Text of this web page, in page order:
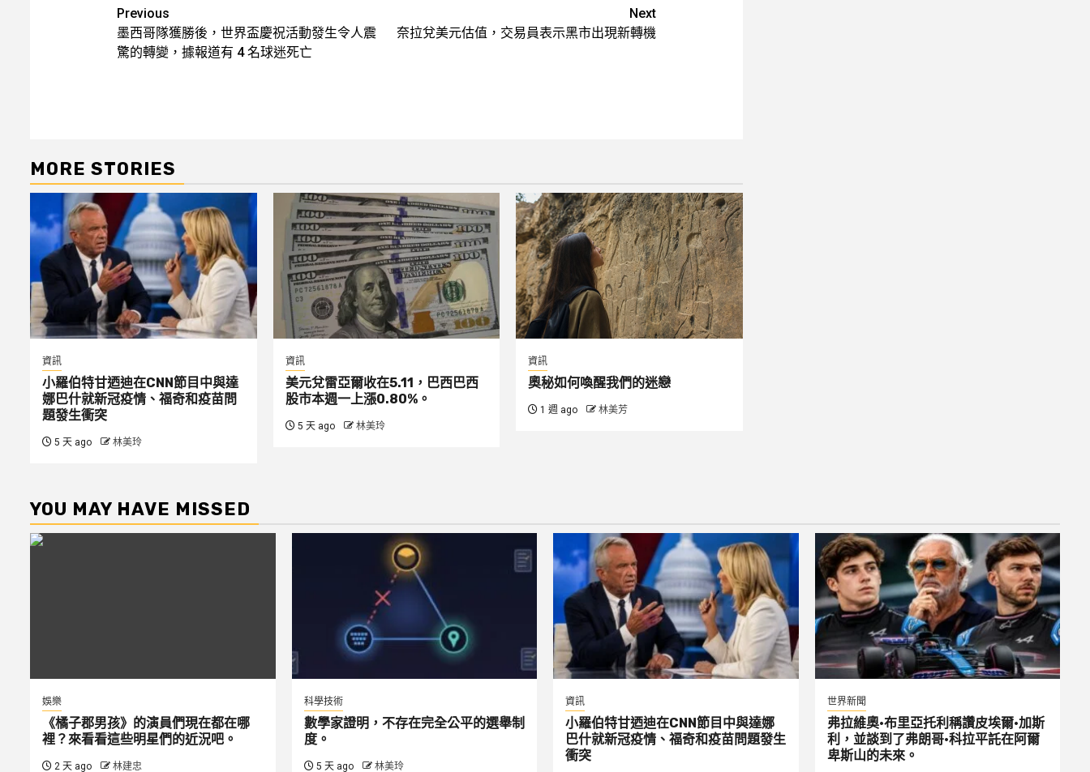
Post
navigation
Previous
墨西哥隊獲勝後，世界盃慶祝活動發生令人震
驚的轉變，據報道有 4 名球迷死亡
Next
奈拉兌美元估值，交易員表示黑市出現新轉機
MORE STORIES
資訊
小羅伯特甘迺迪在CNN節目中與達
娜巴什就新冠疫情、福奇和疫苗問
題發生衝突
5 天 ago 林美玲
資訊
美元兌雷亞爾收在5.11，巴西巴西
股市本週一上漲0.80%。
5 天 ago 林美玲
資訊
奧秘如何喚醒我們的迷戀
1 週 ago 林美芳
YOU MAY HAVE MISSED
娛樂
《橘子郡男孩》的演員們現在都在哪
裡？來看看這些明星們的近況吧。
2 天 ago 林建忠
科學技術
數學家證明，不存在完全公平的選舉制
度。
5 天 ago 林美玲
資訊
小羅伯特甘迺迪在CNN節目中與達娜
巴什就新冠疫情、福奇和疫苗問題發生
衝突
世界新聞
弗拉維奧·布里亞托利稱讚皮埃爾·加斯
利，並談到了弗朗哥·科拉平託在阿爾
卑斯山的未來。